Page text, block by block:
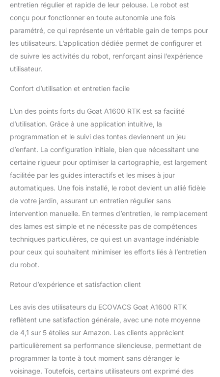
à Double Disque, elle
couvre jusqu'à 400 m²
par heure à une vitesse
pouvant atteindre 0,7
m/s, avec une largeur de
coupe de 330 mm. La
cm, permettant de
différents types d’herbe
pour un gazon
parfaitement entretenu à
Recharge Ultra-rapide en
45 mins: Le GOAT est
équipé d'une batterie
durable de 5Ah qui offre
une expérience de
recharge ultra-rapide,
minimisant les temps
d'arrêt. Le robot peut
couvrir 500 m² de terrain
en seulement 2 heures, y
d'obstacles: Comparé
ultrasoniques ou pare-
chocs physiques, l'AIVI
3D d'ECOVACS,
combinant une caméra
fisheye de 150°
alimentée par des
algorithmes d'IA avancés
entretien régulier et rapide de leur pelouse. Le robot est
conçu pour fonctionner en toute autonomie une fois
paramétré, ce qui représente un véritable gain de temps pour
les utilisateurs. L’application dédiée permet de configurer et
de suivre les activités du robot, renforçant ainsi l’expérience
utilisateur.
Confort d’utilisation et entretien facile
L’un des points forts du Goat A1600 RTK est sa facilité
d’utilisation. Grâce à une application intuitive, la
programmation et le suivi des tontes deviennent un jeu
d’enfant. La configuration initiale, bien que nécessitant une
certaine rigueur pour optimiser la cartographie, est largement
facilitée par les guides interactifs et les mises à jour
automatiques. Une fois installé, le robot devient un allié fidèle
de votre jardin, assurant un entretien régulier sans
intervention manuelle. En termes d’entretien, le remplacement
des lames est simple et ne nécessite pas de compétences
techniques particulières, ce qui est un avantage indéniable
pour ceux qui souhaitent minimiser les efforts liés à l’entretien
du robot.
Retour d’expérience et satisfaction client
Les avis des utilisateurs du ECOVACS Goat A1600 RTK
reflètent une satisfaction générale, avec une note moyenne
de 4,1 sur 5 étoiles sur Amazon. Les clients apprécient
particulièrement sa performance silencieuse, permettant de
programmer la tonte à tout moment sans déranger le
voisinage. Toutefois, certains utilisateurs ont exprimé des